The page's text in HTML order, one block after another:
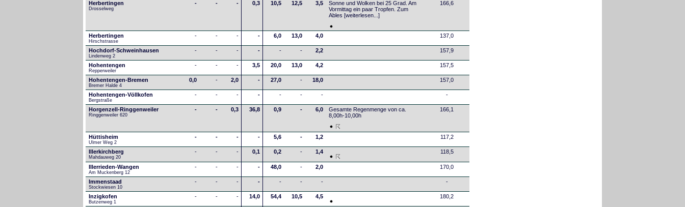
Herbertingen
Drosselweg
- - - 0,3 10,5 12,5 3,5
Sonne und Wolken bei 25 Grad. Am
Vormittag ein paar Tropfen. Zum
Ables [weiterlesen...]
166,6
Herbertingen
Hirschstrasse
- - - - 6,0 13,0 4,0 137,0
Hochdorf-Schweinhausen
Lindenweg 2
- - - - - - 2,2 157,9
Hohentengen
Repperweiler
- - - 3,5 20,0 13,0 4,2 157,5
Hohentengen-Bremen
Bremer Halde 4
0,0 - 2,0 - 27,0 - 18,0 157,0
Hohentengen-Völlkofen
Bergstraße
- - - - - - - -
Horgenzell-Ringgenweiler
Ringgenweiler 620
- - 0,3 36,8 0,9 - 6,0
Gesamte Regenmenge von ca.
8,00h-10,00h
166,1
Hüttisheim
Ulmer Weg 2
- - - - 5,6 - 1,2 117,2
Illerkirchberg
Mahdauweg 20
- - - 0,1 0,2 - 1,4 118,5
Illerrieden-Wangen
Am Muckenberg 12
- - - - 48,0 - 2,0 170,0
Immenstaad
Stockwiesen 10
- - - - - - - -
Inzigkofen
Butzenweg 1
- - - 14,0 54,4 10,5 4,5 180,2